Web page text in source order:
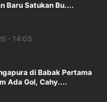
Baru Satukan Bu....
- 14:05
di Babak Pertama
Ada Gol, Cahy....